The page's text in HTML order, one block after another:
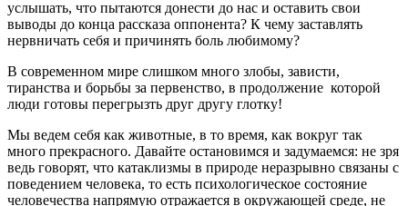
услышать, что пытаются донести до нас и оставить свои
выводы до конца рассказа оппонента? К чему заставлять
нервничать себя и причинять боль любимому?
В современном мире слишком много злобы, зависти,
тиранства и борьбы за первенство, в продолжение которой
люди готовы перегрызть друг другу глотку!
Мы ведем себя как животные, в то время, как вокруг так
много прекрасного. Давайте остановимся и задумаемся: не зря
ведь говорят, что катаклизмы в природе неразрывно связаны с
поведением человека, то есть психологическое состояние
человечества напрямую отражается в окружающей среде, не